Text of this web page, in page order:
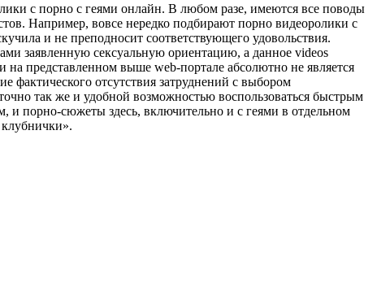
с порно с геями онлайн. В любом разе, имеются все поводы
Например, вовсе нередко подбирают порно видеоролики с
и не преподносит соответствующего удовольствия.
заявленную сексуальную ориентацию, а данное videos
на представленном выше web-портале абсолютно не является
фактического отсутствия затруднений с выбором
так же и удобной возможностью воспользоваться быстрым
и порно-сюжеты здесь, включительно и с геями в отдельном